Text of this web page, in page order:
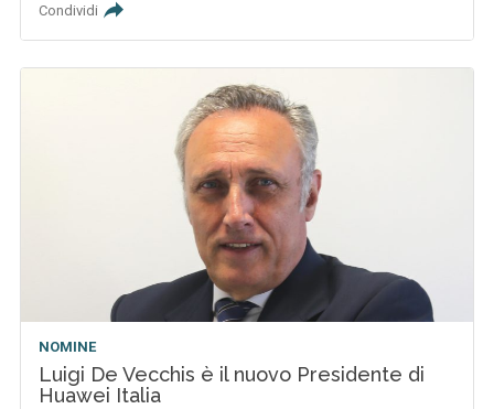
Condividi
NOMINE
Luigi De Vecchis è il nuovo Presidente di
Huawei Italia